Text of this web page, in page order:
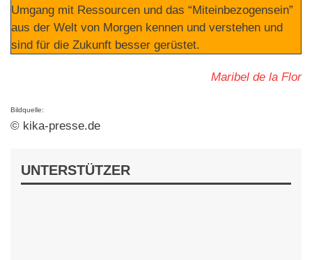
Umgang mit Ressourcen und das “Miteinbezogensein”
aus der Welt von Morgen kennen und verstehen und
sind für die Zukunft besser gerüstet.
Maribel de la Flor
Bildquelle:
© kika-presse.de
UNTERSTÜTZER